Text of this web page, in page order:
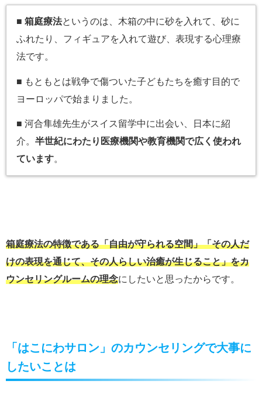
■箱庭療法というのは、木箱の中に砂を入れて、砂に
ふれたり、フィギュアを入れて遊び、表現する心理療
法です。
■ もともとは戦争で傷ついた子どもたちを癒す目的で
ヨーロッパで始まりました。
■ 河合隼雄先生がスイス留学中に出会い、日本に紹
介。半世紀にわたり医療機関や教育機関で広く使われ
ています。
箱庭療法の特徴である「自由が守られる空間」「その人だ
けの表現を通じて、その人らしい治癒が生じること」をカ
ウンセリングルームの理念にしたいと思ったからです。
「はこにわサロン」のカウンセリングで大事に
したいことは